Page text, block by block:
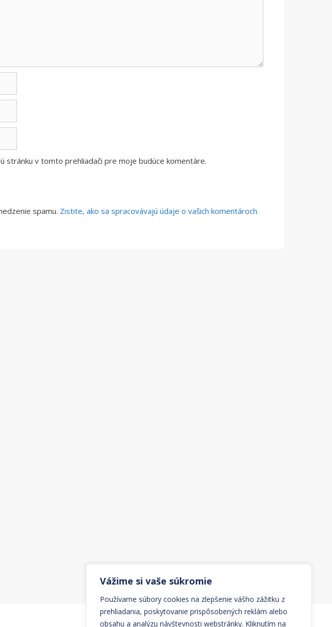
Vážime si vaše súkromie
Používame súbory cookies na zlepšenie vášho zážitku z
prehliadania, poskytovanie prispôsobených reklám alebo
obsahu a analýzu návštevnosti webstránky. Kliknutím na
stránku v tomto prehliadači pre moje budúce komentáre.
spamu. Zistite, ako sa spracovávajú údaje o vašich komentároch.